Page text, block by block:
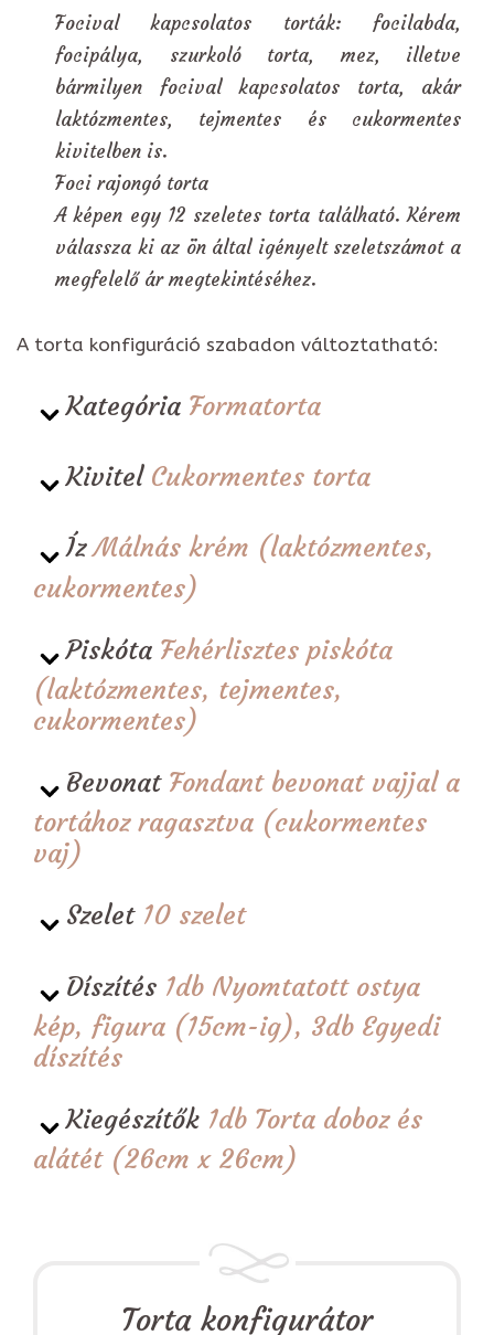
Focival kapcsolatos torták: focilabda,
focipálya, szurkoló torta, mez, illetve
bármilyen focival kapcsolatos torta, akár
laktózmentes, tejmentes és cukormentes
kivitelben is.
Foci rajongó torta
A képen egy 12 szeletes torta található. Kérem
válassza ki az ön által igényelt szeletszámot a
megfelelő ár megtekintéséhez.
A torta konfiguráció szabadon változtatható:
Kategória Formatorta
Kivitel Cukormentes torta
ÍzMálnás krém (laktózmentes,
cukormentes)
Piskóta Fehérlisztes piskóta
(laktózmentes, tejmentes,
cukormentes)
Bevonat Fondant bevonat vajjal a
tortához ragasztva (cukormentes
vaj)
Szelet 10 szelet
Díszítés 1db Nyomtatott ostya
kép, figura (15cm-ig), 3db Egyedi
díszítés
Kiegészítők 1db Torta doboz és
alátét (26cm x 26cm)
Torta konfigurátor